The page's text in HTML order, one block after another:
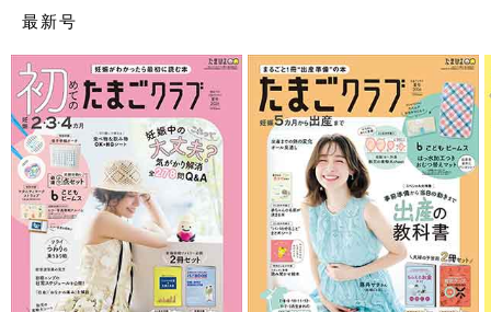
最新号